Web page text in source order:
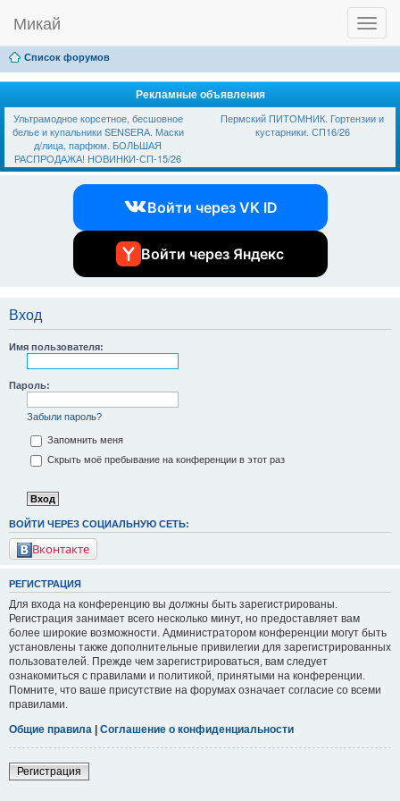
T
o
g
l
n
a
g
Микай
Ссылки Вход
Список форумов
Рекламные объявления
Ультрамодное корсетное, бесшовное
белье и купальники SЕNSЕRА. Маски
д/лица, парфюм. БОЛЬШАЯ
РАСПРОДАЖА! НОВИНКИ-СП-15/26
Пермский ПИТОМНИК. Гортензии и
кустарники. СП16/26
Войти через VK ID
Войти через Яндекс
Вход
Имя пользователя:
Пароль:
Забыли пароль?
Запомнить меня
Скрыть моё пребывание на конференции в этот раз
ВОЙТИ ЧЕРЕЗ СОЦИАЛЬНУЮ СЕТЬ:
Вконтакте
РЕГИСТРАЦИЯ
Для входа на конференцию вы должны быть зарегистрированы.
Регистрация занимает всего несколько минут, но предоставляет вам
более широкие возможности. Администратором конференции могут быть
установлены также дополнительные привилегии для зарегистрированных
пользователей. Прежде чем зарегистрироваться, вам следует
ознакомиться с правилами и политикой, принятыми на конференции.
Помните, что ваше присутствие на форумах означает согласие со всеми
правилами.
Общие правила
Соглашение о конфиденциальности
Регистрация